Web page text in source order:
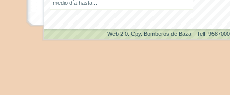
medio día hasta...
Web 2.0 . Cpy. Bomberos de Baza - Telf.